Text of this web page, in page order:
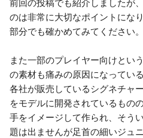
前回の投稿でも紹介しましたが
のは非常に大切なポイントにな
部分でも確かめてみてください。
また一部のプレイヤー向けとい
の素材も痛みの原因になってい
各社が販売しているシグネチャ
をモデルに開発されているもの
手をイメージして作られ、そう
題は出ませんが足首の細いジュ